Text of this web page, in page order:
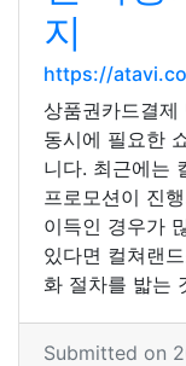
지
https://
상품권카드결
동시에 필요한
니다. 최근에는
프로모션이 진
이득인 경우가
있다면 컬쳐랜
화 절차를 밟는
Submitted on